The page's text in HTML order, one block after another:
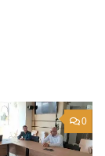
0